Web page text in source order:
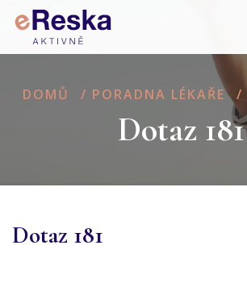
DOMŮ / PORADNA LÉKAŘE /
Dotaz 181
Dotaz 181